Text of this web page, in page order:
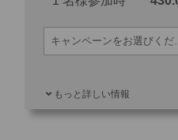
もっと詳しい情報